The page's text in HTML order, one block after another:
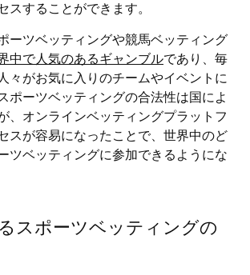
スすることができます。
ーツベッティングや競馬ベッティング
中で人気のあるギャンブルであり、毎
々がお気に入りのチームやイベントに
ポーツベッティングの合法性は国によ
、オンラインベッティングプラットフ
スが容易になったことで、世界中のど
ツベッティングに参加できるようにな
スポーツベッティングの